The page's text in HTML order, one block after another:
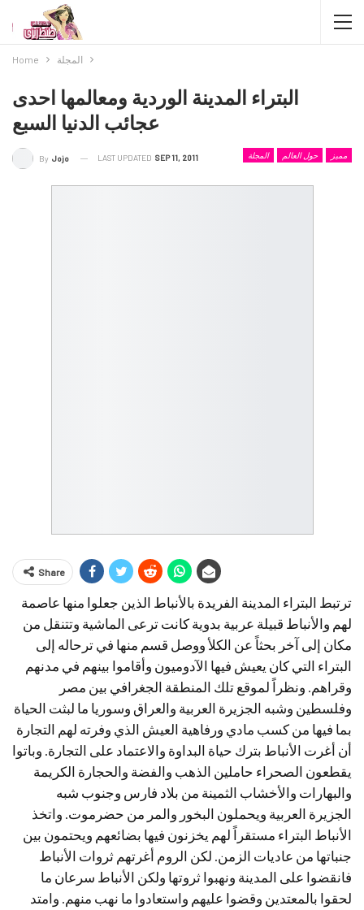
Home المجلة
البتراء المدينة الوردية ومعالمها احدى
عجائب الدنيا السبع
المجلة حول العالم مميز By Jojo LAST UPDATED SEP 11, 2011
Share
ترتبط البتراء المدينة الفريدة بالأنباط الذين جعلوا منها عاصمة
لهم والأنباط قبيلة عربية بدوية كانت ترعى الماشية وتتنقل من
مكان إلى آخر بحثاً عن الكلأ ووصل قسم منها في ترحاله إلى
البتراء التي كان يعيش فيها الآدوميون وأقاموا بينهم في مدنهم
وقراهم. ونظراً لموقع تلك المنطقة الجغرافي بين مصر
وفلسطين وشبه الجزيرة العربية والعراق وسوريا ما لبثت الحياة
بما فيها من كسب مادي ورفاهية العيش الذي وفرته لهم التجارة
أن أغرت الأنباط بترك حياة البداوة والاعتماد على التجارة. وباتوا
يقطعون الصحراء حاملين الذهب والفضة والحجارة الكريمة
والبهارات والأخشاب الثمينة من بلاد فارس وجنوب شبه
الجزيرة العربية ويحملون البخور والمر من حضرموت. واتخذ
الأنباط البتراء مستقراً لهم يخزنون فيها بضائعهم ويحتمون بين
جنباتها من عاديات الزمن. لكن الروم أغرتهم ثروات الأنباط
فانقضوا على المدينة ونهبوا ثروتها ولكن الأنباط سرعان ما
لحقوا بالمعتدين وقضوا عليهم واستعادوا ما نهب منهم. وامتد